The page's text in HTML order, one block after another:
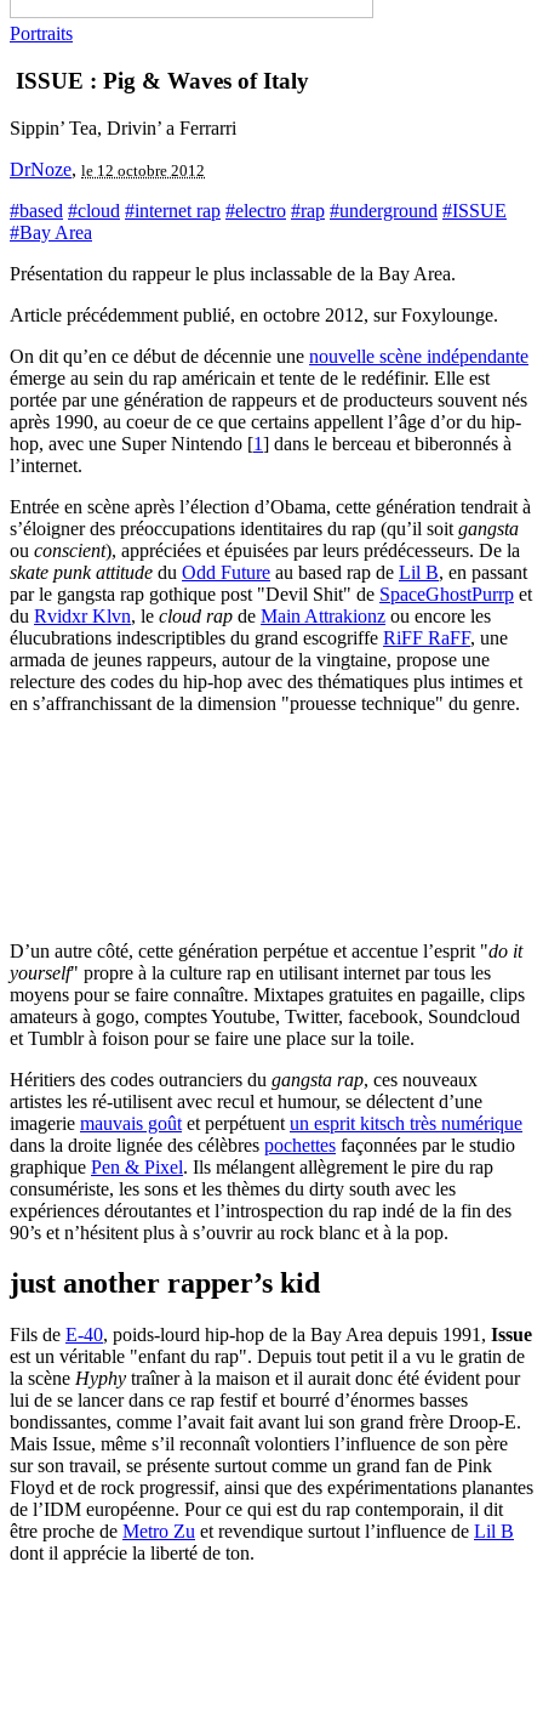
Portraits
ISSUE : Pig & Waves of Italy
Sippin’ Tea, Drivin’ a Ferrarri
DrNoze, le 12 octobre 2012
#based #cloud #internet rap #electro #rap #underground #ISSUE
#Bay Area
Présentation du rappeur le plus inclassable de la Bay Area.
Article précédemment publié, en octobre 2012, sur Foxylounge.
On dit qu’en ce début de décennie une nouvelle scène indépendante
émerge au sein du rap américain et tente de le redéfinir. Elle est
portée par une génération de rappeurs et de producteurs souvent nés
après 1990, au coeur de ce que certains appellent l’âge d’or du hip-
hop, avec une Super Nintendo [1] dans le berceau et biberonnés à
l’internet.
Entrée en scène après l’élection d’Obama, cette génération tendrait à
s’éloigner des préoccupations identitaires du rap (qu’il soit gangsta
ou conscient), appréciées et épuisées par leurs prédécesseurs. De la
skate punk attitude du Odd Future au based rap de Lil B, en passant
par le gangsta rap gothique post "Devil Shit" de SpaceGhostPurrp et
du Rvidxr Klvn, le cloud rap de Main Attrakionz ou encore les
élucubrations indescriptibles du grand escogriffe RiFF RaFF, une
armada de jeunes rappeurs, autour de la vingtaine, propose une
relecture des codes du hip-hop avec des thématiques plus intimes et
en s’affranchissant de la dimension "prouesse technique" du genre.
D’un autre côté, cette génération perpétue et accentue l’esprit "do it
yourself" propre à la culture rap en utilisant internet par tous les
moyens pour se faire connaître. Mixtapes gratuites en pagaille, clips
amateurs à gogo, comptes Youtube, Twitter, facebook, Soundcloud
et Tumblr à foison pour se faire une place sur la toile.
Héritiers des codes outranciers du gangsta rap, ces nouveaux
artistes les ré-utilisent avec recul et humour, se délectent d’une
imagerie mauvais goût et perpétuent un esprit kitsch très numérique
dans la droite lignée des célèbres pochettes façonnées par le studio
graphique Pen & Pixel. Ils mélangent allègrement le pire du rap
consumériste, les sons et les thèmes du dirty south avec les
expériences déroutantes et l’introspection du rap indé de la fin des
90’s et n’hésitent plus à s’ouvrir au rock blanc et à la pop.
just another rapper’s kid
Fils de E-40, poids-lourd hip-hop de la Bay Area depuis 1991, Issue
est un véritable "enfant du rap". Depuis tout petit il a vu le gratin de
la scène Hyphy traîner à la maison et il aurait donc été évident pour
lui de se lancer dans ce rap festif et bourré d’énormes basses
bondissantes, comme l’avait fait avant lui son grand frère Droop-E.
Mais Issue, même s’il reconnaît volontiers l’influence de son père
sur son travail, se présente surtout comme un grand fan de Pink
Floyd et de rock progressif, ainsi que des expérimentations planantes
de l’IDM européenne. Pour ce qui est du rap contemporain, il dit
être proche de Metro Zu et revendique surtout l’influence de Lil B
dont il apprécie la liberté de ton.